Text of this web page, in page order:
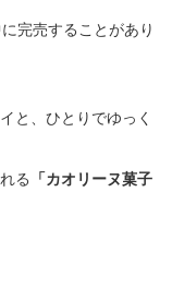
完売することがあり
と、ひとりでゆっく
る
「カオリーヌ菓子